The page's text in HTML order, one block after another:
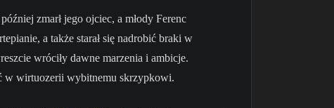
zmarł jego ojciec, a młody Ferenc
a także starał się nadrobić braki w
wróciły dawne marzenia i ambicje.
w wirtuozerii wybitnemu skrzypkowi.